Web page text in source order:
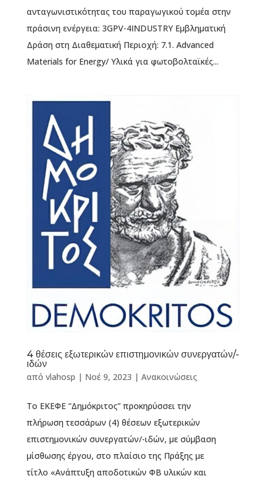
ανταγωνιστικότητας του παραγωγικού τομέα στην
πράσινη ενέργεια: 3GPV-4INDUSTRY Εμβληματική
Δράση στη Διαθεματική Περιοχή: 7.1. Advanced
Materials for Energy/ Υλικά για φωτοβολταϊκές...
4 θέσεις εξωτερικών επιστημονικών συνεργατών/-
ιδών
από vlahosp | Νοέ 9, 2023 | Ανακοινώσεις
Το ΕΚΕΦΕ “Δημόκριτος” προκηρύσσει την
πλήρωση τεσσάρων (4) θέσεων εξωτερικών
επιστημονικών συνεργατών/-ιδών, με σύμβαση
μίσθωσης έργου, στο πλαίσιο της Πράξης με
τίτλο «Ανάπτυξη αποδοτικών ΦΒ υλικών και